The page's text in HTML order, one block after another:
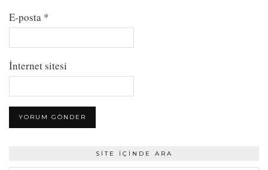
E-posta *
İnternet sitesi
SITE İÇINDE ARA